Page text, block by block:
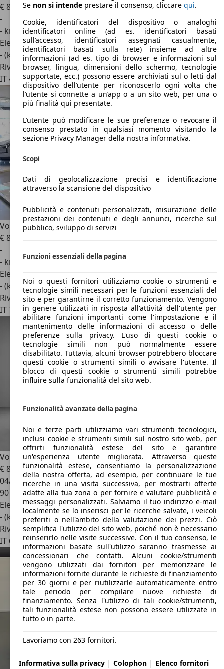
€ 88.688 1
-
- km
Elettrica
- (kWh/100 km)
Rivenditore
IT 41122Modena
Volvo EX90Twin Motor 408 CV AWD Ultra 7 Posti
€ 81.900
-
- km
Elettrica
- (kWh/100 km)
Rivenditore
IT 70125 Bari - Ba
Volvo EX90EX90 Twin Motor Ultra AWD
€ 89.000
04/2026
90 km
Elettrica
- (kWh/100 km)
Rivenditore
IT 65100Pescara - Pe
Se non si intende prestare il consenso, cliccare qui.
Cookie, identificatori del dispositivo o analoghi
identificatori online (ad es. identificatori basati
sull’accesso, identificatori assegnati casualmente,
identificatori basati sulla rete) insieme ad altre
informazioni (ad es. tipo di browser e informazioni sul
browser, lingua, dimensioni dello schermo, tecnologie
supportate, ecc.) possono essere archiviati sul o letti dal
dispositivo dell’utente per riconoscerlo ogni volta che
l’utente si connette a un’app o a un sito web, per una o
più finalità qui presentate.
L’utente può modificare le sue preferenze o revocare il
consenso prestato in qualsiasi momento visitando la
sezione Privacy Manager della nostra informativa.
Scopi
Dati di geolocalizzazione precisi e identificazione
attraverso la scansione del dispositivo
Pubblicità e contenuti personalizzati, misurazione delle
prestazioni dei contenuti e degli annunci, ricerche sul
pubblico, sviluppo di servizi
Funzioni essenziali della pagina
Noi o questi fornitori utilizziamo cookie o strumenti e
tecnologie simili necessari per le funzioni essenziali del
sito e per garantirne il corretto funzionamento. Vengono
in genere utilizzati in risposta all'attività dell'utente per
abilitare funzioni importanti come l'impostazione e il
mantenimento delle informazioni di accesso o delle
preferenze sulla privacy. L'uso di questi cookie o
tecnologie simili non può normalmente essere
disabilitato. Tuttavia, alcuni browser potrebbero bloccare
questi cookie o strumenti simili o avvisare l'utente. Il
blocco di questi cookie o strumenti simili potrebbe
influire sulla funzionalità del sito web.
Funzionalità avanzate della pagina
Noi e terze parti utilizziamo vari strumenti tecnologici,
inclusi cookie e strumenti simili sul nostro sito web, per
offrirti funzionalità estese del sito e garantire
un'esperienza utente migliorata. Attraverso queste
funzionalità estese, consentiamo la personalizzazione
della nostra offerta, ad esempio, per continuare le tue
ricerche in una visita successiva, per mostrarti offerte
adatte alla tua zona o per fornire e valutare pubblicità e
messaggi personalizzati. Salviamo il tuo indirizzo e-mail
localmente se lo inserisci per le ricerche salvate, i veicoli
preferiti o nell'ambito della valutazione dei prezzi. Ciò
semplifica l'utilizzo del sito web, poiché non è necessario
reinserirlo nelle visite successive. Con il tuo consenso, le
informazioni basate sull'utilizzo saranno trasmesse ai
concessionari che contatti. Alcuni cookie/strumenti
vengono utilizzati dai fornitori per memorizzare le
informazioni fornite durante le richieste di finanziamento
per 30 giorni e per riutilizzarle automaticamente entro
tale periodo per compilare nuove richieste di
finanziamento. Senza l'utilizzo di tali cookie/strumenti,
tali funzionalità estese non possono essere utilizzate in
tutto o in parte.
Lavoriamo con 263 fornitori.
Informativa sulla privacy | Colophon | Elenco fornitori